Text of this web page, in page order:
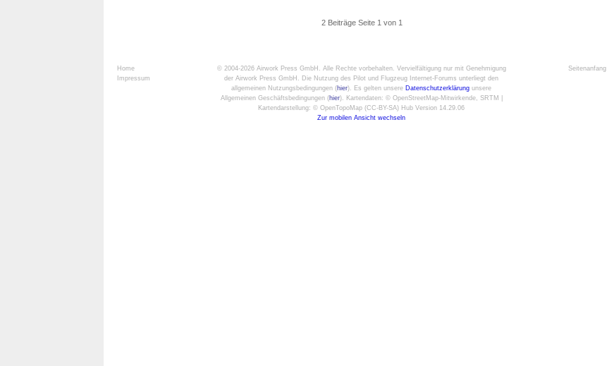
2 Beiträge Seite 1 von 1
Home
Impressum
© 2004-2026 Airwork Press GmbH . Alle Rechte vorbehalten. Vervielfältigung nur mit Genehmigung
der Airwork Press GmbH. Die Nutzung des Pilot und Flugzeug Internet-Forums unterliegt den
allgemeinen Nutzungsbedingungen (hier). Es gelten unsere Datenschutzerklärung unsere
Allgemeinen Geschäftsbedingungen (hier). Kartendaten: © OpenStreetMap-Mitwirkende, SRTM |
Kartendarstellung: © OpenTopoMap (CC-BY-SA) Hub Version 14.29.06
Zur mobilen Ansicht wechseln
Seitenanfang